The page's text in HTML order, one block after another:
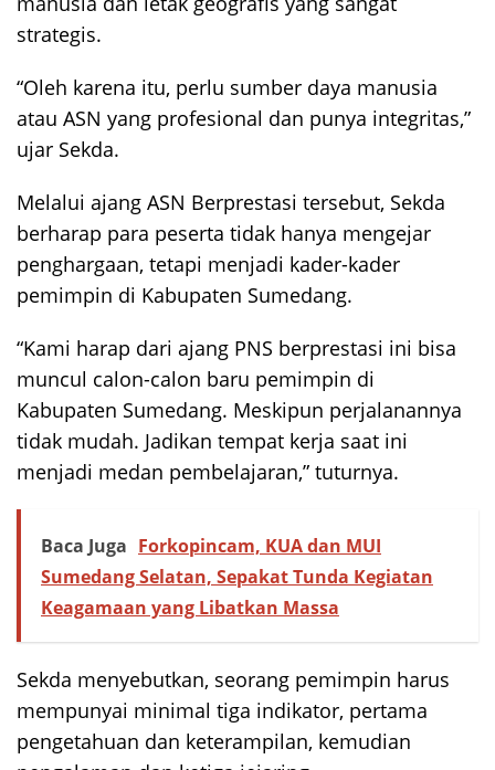
strategis.
“Oleh karena itu, perlu sumber daya manusia
atau ASN yang profesional dan punya integritas,”
ujar Sekda.
Melalui ajang ASN Berprestasi tersebut, Sekda
berharap para peserta tidak hanya mengejar
penghargaan, tetapi menjadi kader-kader
pemimpin di Kabupaten Sumedang.
“Kami harap dari ajang PNS berprestasi ini bisa
muncul calon-calon baru pemimpin di
Kabupaten Sumedang. Meskipun perjalanannya
tidak mudah. Jadikan tempat kerja saat ini
menjadi medan pembelajaran,” tuturnya.
Baca Juga Forkopincam, KUA dan MUI
Sumedang Selatan, Sepakat Tunda Kegiatan
Keagamaan yang Libatkan Massa
Sekda menyebutkan, seorang pemimpin harus
mempunyai minimal tiga indikator, pertama
pengetahuan dan keterampilan, kemudian